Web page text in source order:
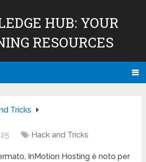
HUB: YOUR
RESOURCES
Tricks
Hack and Tricks
InMotion Hosting è noto per